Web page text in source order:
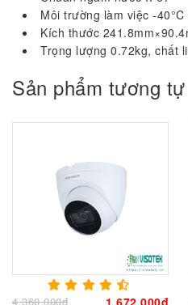
Môi trường làm việc -40°C
Kích thước
Trọng lượng 0.72kg, chất
Sản phẩm tương tự
4.360.000đ 1.672.000đ